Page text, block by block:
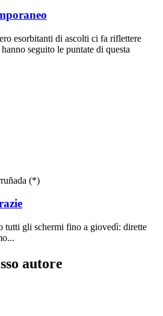
esorbitanti di ascolti ci fa riflettere
seguito le puntate di questa
(*)
tutti gli schermi fino a giovedì: dirette
autore